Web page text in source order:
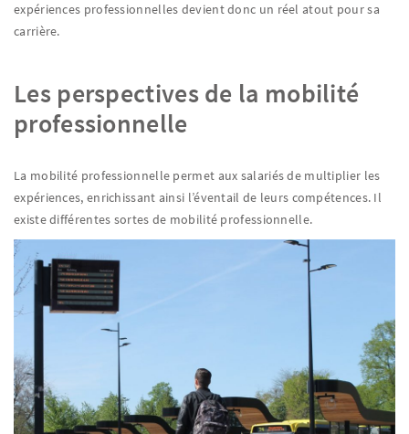
expériences professionnelles devient donc un réel atout pour sa
carrière.
Les perspectives de la mobilité
professionnelle
La mobilité professionnelle permet aux salariés de multiplier les
expériences, enrichissant ainsi l’éventail de leurs compétences. Il
existe différentes sortes de mobilité professionnelle.